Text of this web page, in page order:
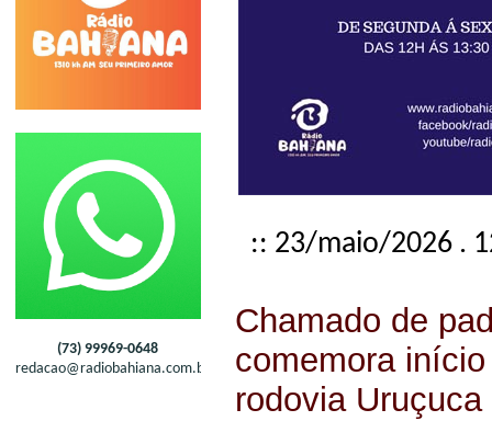
(73) 99969-0648
redacao@radiobahiana.com.br
:: 23/maio/2026 .
Chamado de
comemora
rodovia